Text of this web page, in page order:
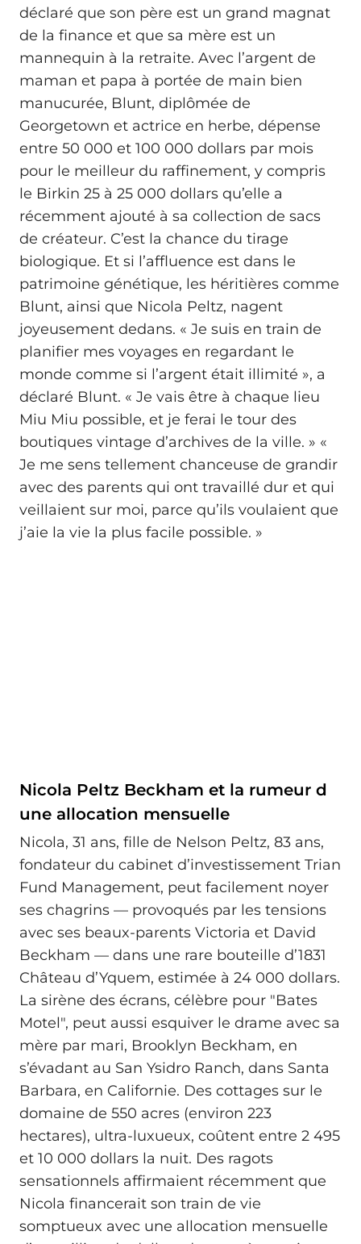
déclaré que son père est un grand magnat
de la finance et que sa mère est un
mannequin à la retraite. Avec l’argent de
maman et papa à portée de main bien
manucurée, Blunt, diplômée de
Georgetown et actrice en herbe, dépense
entre 50 000 et 100 000 dollars par mois
pour le meilleur du raffinement, y compris
le Birkin 25 à 25 000 dollars qu’elle a
récemment ajouté à sa collection de sacs
de créateur. C’est la chance du tirage
biologique. Et si l’affluence est dans le
patrimoine génétique, les héritières comme
Blunt, ainsi que Nicola Peltz, nagent
joyeusement dedans. « Je suis en train de
planifier mes voyages en regardant le
monde comme si l’argent était illimité », a
déclaré Blunt. « Je vais être à chaque lieu
Miu Miu possible, et je ferai le tour des
boutiques vintage d’archives de la ville. » «
Je me sens tellement chanceuse de grandir
avec des parents qui ont travaillé dur et qui
veillaient sur moi, parce qu’ils voulaient que
j’aie la vie la plus facile possible. »
Nicola Peltz Beckham et la rumeur d
une allocation mensuelle
Nicola, 31 ans, fille de Nelson Peltz, 83 ans,
fondateur du cabinet d’investissement Trian
Fund Management, peut facilement noyer
ses chagrins — provoqués par les tensions
avec ses beaux-parents Victoria et David
Beckham — dans une rare bouteille d’1831
Château d’Yquem, estimée à 24 000 dollars.
La sirène des écrans, célèbre pour "Bates
Motel", peut aussi esquiver le drame avec sa
mère par mari, Brooklyn Beckham, en
s’évadant au San Ysidro Ranch, dans Santa
Barbara, en Californie. Des cottages sur le
domaine de 550 acres (environ 223
hectares), ultra-luxueux, coûtent entre 2 495
et 10 000 dollars la nuit. Des ragots
sensationnels affirmaient récemment que
Nicola financerait son train de vie
somptueux avec une allocation mensuelle